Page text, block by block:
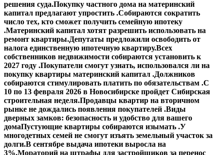
решения суда.Покупку частного дома на материнский
капитал предлагают упростить .Собираются сократить
число тех, кто сможет получить семейную ипотеку
.Материнский капитал хотят разрешить использовать на
ремонт квартиры.Депутаты предложили освободить от
налога единственную ипотечную квартиру.Всех
собственников недвижимости собираются установить к
2027 году .Покупатели смогут узнать, использовался ли на
покупку квартиры материнский капитал .Должников
собираются стимулировать платить по обязательствам .С
10 по 13 февраля 2026 в Новосибирске пройдет Сибирская
строительная неделя.Продавцы квартир на вторичном
рынке не дождались появления покупателей .Виды
дверных замков: безопасность и удобство для вашего
домаПустующие квартиры собираются изымать .У
многодетных семей не смогут изъять земельный участок за
долги.В сентябре выдача ипотеки выросла на
3%.Мораторий на штрафы для застройщиков за перенос